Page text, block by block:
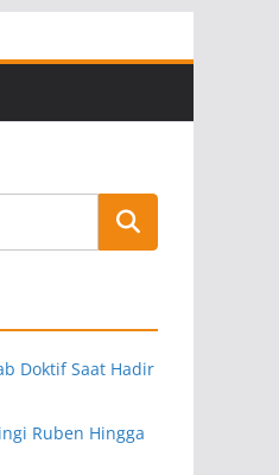
Doktif Saat Hadir
Ruben Hingga